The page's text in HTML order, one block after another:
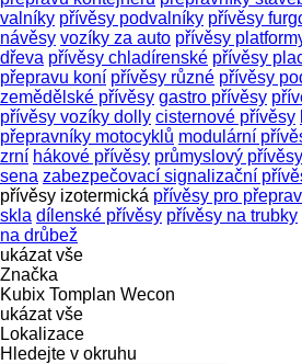
valníky přívěsy podvalníky přívěsy
návěsy vozíky za auto přívěsy
dřeva přívěsy chladírenské přívěsy
přepravu koní přívěsy různé přívěsy
zemědělské přívěsy gastro přívěsy
přívěsy vozíky dolly cisternové přívěsy
přepravníky motocyklů modulární
zrní hákové přívěsy průmyslový přívěsy
sena zabezpečovací signalizační
přívěsy izotermická přívěsy pro
skla dílenské přívěsy přívěsy na trubky
na drůbež
ukázat vše
Značka
Kubix Tomplan Wecon
ukázat vše
Lokalizace
Hledejte v okruhu